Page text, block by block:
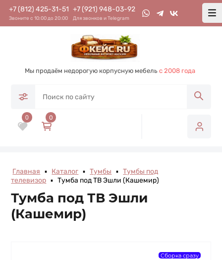
+7 (812) 425-31-51
Звоните с 10:00 до 20:00
+7 (921) 948-03-92
Для звонков и Telegram
Мы продаём недорогую корпусную мебельс 2008 года
0 0
Главная ▪ Каталог ▪ Тумбы ▪ Тумбы под
телевизор ▪ Тумба под ТВ Эшли (Кашемир)
Тумба под ТВ Эшли
(Кашемир)
Сборка сразу